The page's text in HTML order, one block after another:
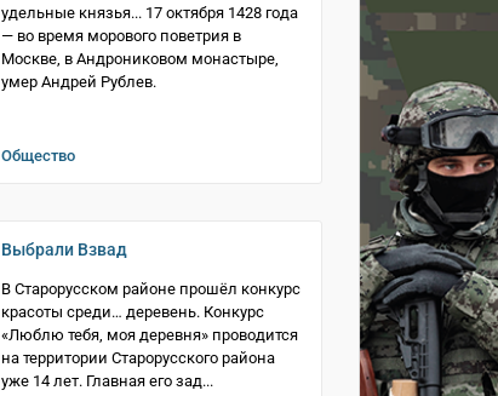
удельные князья... 17 октября 1428 года
— во время морового поветрия в
Москве, в Андрониковом монастыре,
умер Андрей Рублев.
Общество
Выбрали Взвад
В Старорусском районе прошёл конкурс
красоты среди… деревень. Конкурс
«Люблю тебя, моя деревня» проводится
на территории Старорусского района
уже 14 лет. Главная его зад...